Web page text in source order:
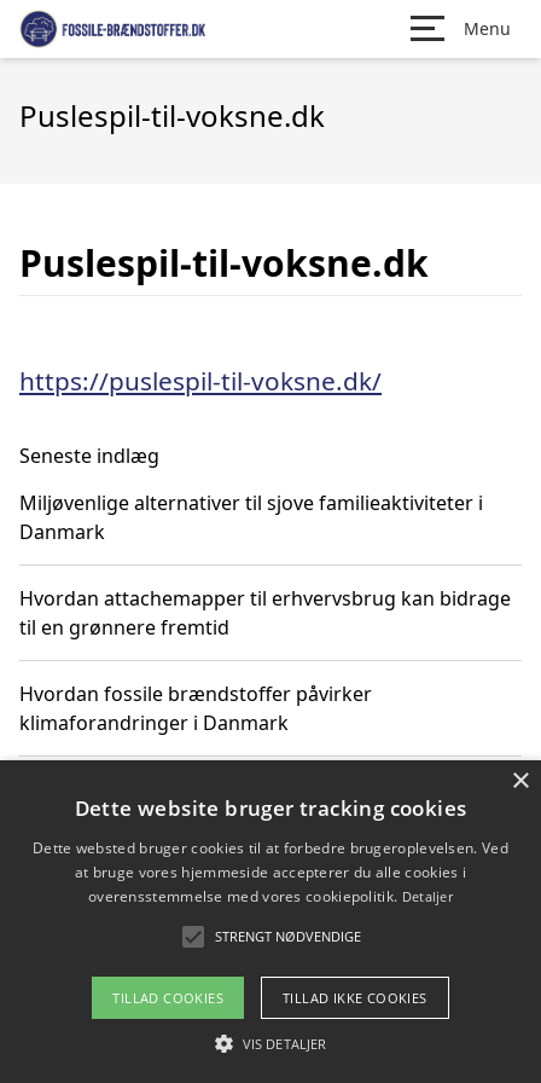
Menu
Puslespil-til-voksne.dk
Puslespil-til-voksne.dk
https://puslespil-til-voksne.dk/
Seneste indlæg
Miljøvenlige alternativer til sjove familieaktiviteter i
Danmark
Hvordan attachemapper til erhvervsbrug kan bidrage
til en grønnere fremtid
Hvordan fossile brændstoffer påvirker
klimaforandringer i Danmark
klimaændringer
Hvordan citater om fossile brændstoffer kan ændre
Copyright 2026 - Pilanto Aps
Om / kontakt
×
Dette website bruger tracking cookies
Dette websted bruger cookies til at forbedre brugeroplevelsen. Ved
at bruge vores hjemmeside accepterer du alle cookies i
overensstemmelse med vores cookiepolitik. Detaljer
STRENGT NØDVENDIGE
TILLAD COOKIES TILLAD IKKE COOKIES
VIS DETALJER